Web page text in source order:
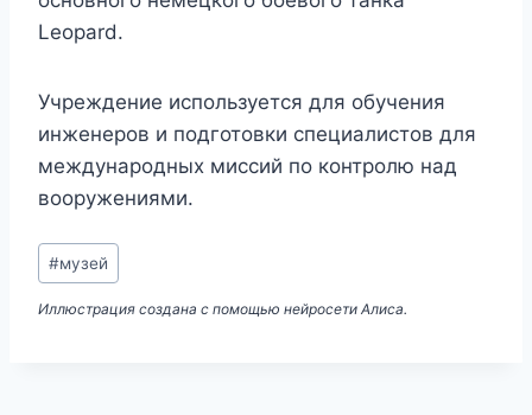
Leopard.
Учреждение используется для обучения
инженеров и подготовки специалистов для
международных миссий по контролю над
вооружениями.
Метки
записи:
#музей
Иллюстрация создана с помощью нейросети Алиса.